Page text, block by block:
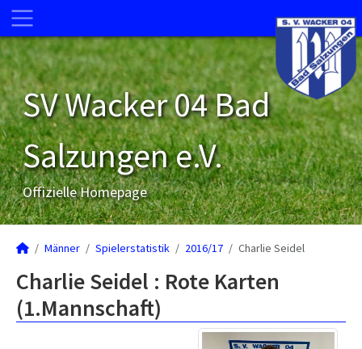
SV Wacker 04 Bad
Salzungen e.V.
Offizielle Homepage
Männer Spielerstatistik 2016/17 Charlie Seidel
Charlie Seidel : Rote Karten
(1.Mannschaft)